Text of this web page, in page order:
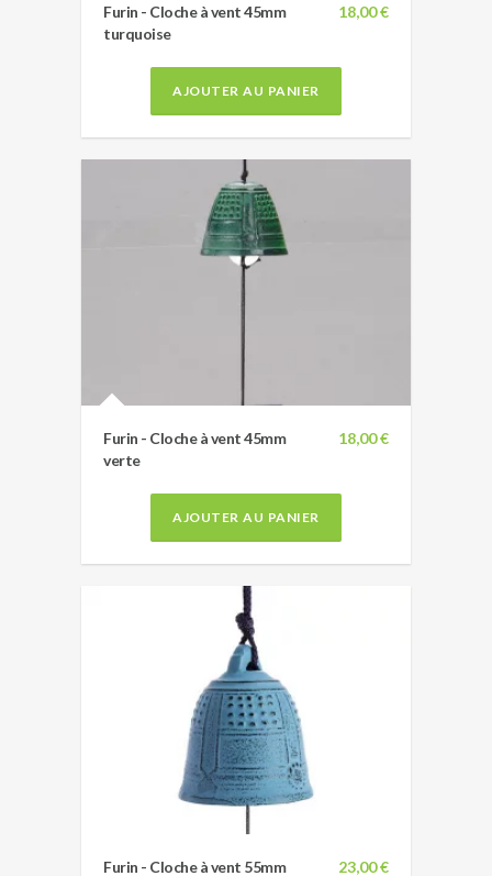
18,00 €
Furin - Cloche à vent 45mm
turquoise
AJOUTER AU PANIER
18,00 €
Furin - Cloche à vent 45mm
verte
AJOUTER AU PANIER
23,00 €
Furin - Cloche à vent 55mm